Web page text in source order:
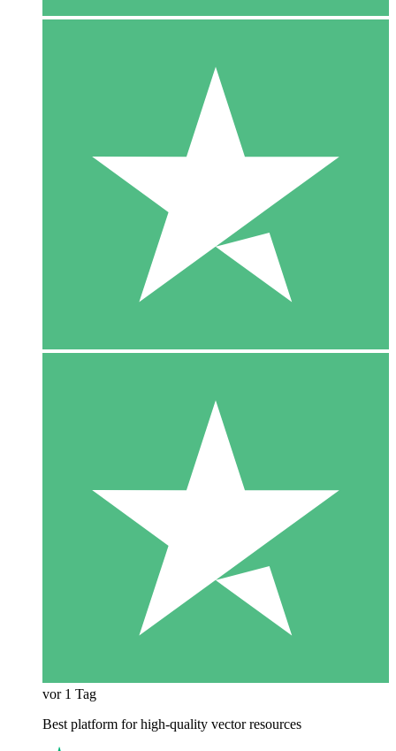
vor 1 Tag
Best platform for high-quality vector resources